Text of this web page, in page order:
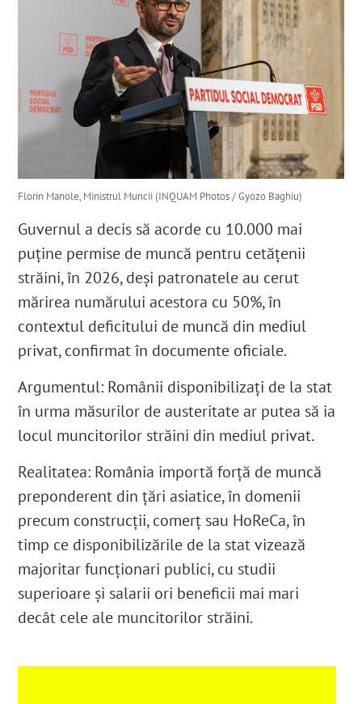
Florin Manole, Ministrul Muncii (INQUAM Photos / Gyozo Baghiu)
Guvernul a decis să acorde cu 10.000 mai
puține permise de muncă pentru cetățenii
străini, în 2026, deși patronatele au cerut
mărirea numărului acestora cu 50%, în
contextul deficitului de muncă din mediul
privat, confirmat în documente oficiale.
Argumentul: Românii disponibilizați de la stat
în urma măsurilor de austeritate ar putea să ia
locul muncitorilor străini din mediul privat.
Realitatea: România importă forță de muncă
preponderent din țări asiatice, în domenii
precum construcții, comerț sau HoReCa, în
timp ce disponibilizările de la stat vizează
majoritar funcționari publici, cu studii
superioare și salarii ori beneficii mai mari
decât cele ale muncitorilor străini.